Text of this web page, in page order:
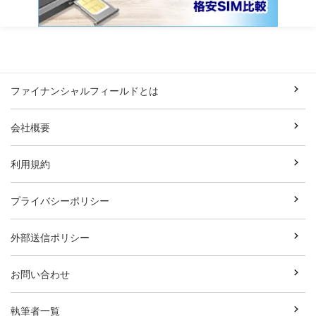
ファイナンシャルフィールドとは
会社概要
利用規約
プライバシーポリシー
外部送信ポリシー
お問い合わせ
執筆者一覧